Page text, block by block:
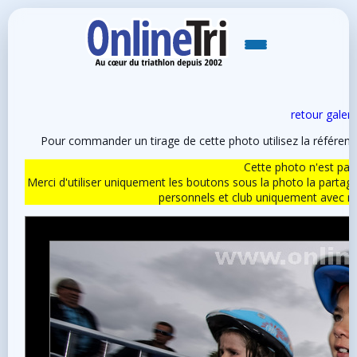
retour
Pour commander un tirage de cette photo utilisez la
Cette photo n'est
Merci d'utiliser uniquement les boutons sous la photo la
personnels et club uniquement avec